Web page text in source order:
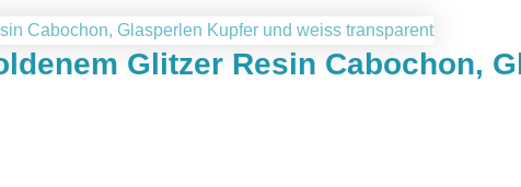
Glitzer Resin Cabochon,